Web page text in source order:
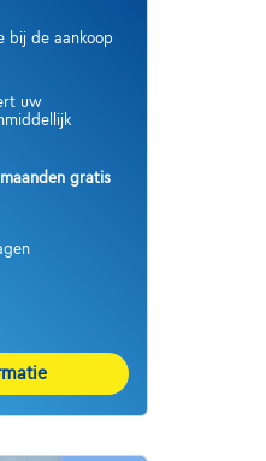
bij de aankoop
uw
gratis